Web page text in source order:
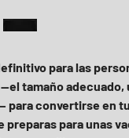
para las
tamaño
para convertirse en
preparas para unas